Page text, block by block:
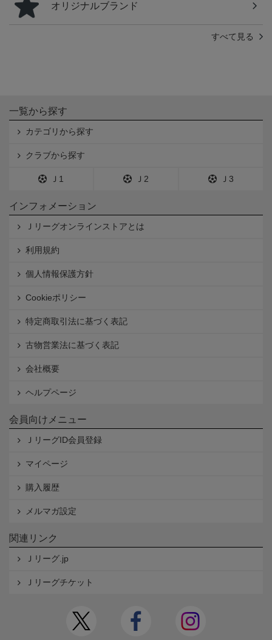
オリジナルブランド
すべて見る
一覧から探す
カテゴリから探す
クラブから探す
Ｊ1 Ｊ2 Ｊ3
インフォメーション
Ｊリーグオンラインストアとは
利用規約
個人情報保護方針
Cookieポリシー
特定商取引法に基づく表記
古物営業法に基づく表記
会社概要
ヘルプページ
会員向けメニュー
ＪリーグID会員登録
マイページ
購入履歴
メルマガ設定
関連リンク
Ｊリーグ.jp
Ｊリーグチケット